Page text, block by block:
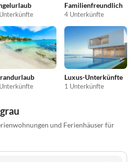
Familienfreundlich
4 Unterkünfte
Luxus-Unterkünfte
1 Unterkünfte
und Ferienhäuser für